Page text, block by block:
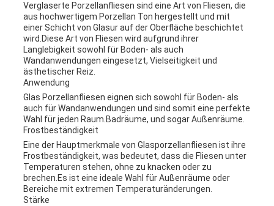
Verglaserte Porzellanfliesen sind eine Art von Fliesen, die
aus hochwertigem Porzellan Ton hergestellt und mit
einer Schicht von Glasur auf der Oberfläche beschichtet
wird.Diese Art von Fliesen wird aufgrund ihrer
Langlebigkeit sowohl für Boden- als auch
Wandanwendungen eingesetzt, Vielseitigkeit und
ästhetischer Reiz.
Anwendung
Glas Porzellanfliesen eignen sich sowohl für Boden- als
auch für Wandanwendungen und sind somit eine perfekte
Wahl für jeden Raum.Badräume, und sogar Außenräume.
Frostbeständigkeit
Eine der Hauptmerkmale von Glasporzellanfliesen ist ihre
Frostbeständigkeit, was bedeutet, dass die Fliesen unter
Temperaturen stehen, ohne zu knacken oder zu
brechen.Es ist eine ideale Wahl für Außenräume oder
Bereiche mit extremen Temperaturänderungen.
Stärke